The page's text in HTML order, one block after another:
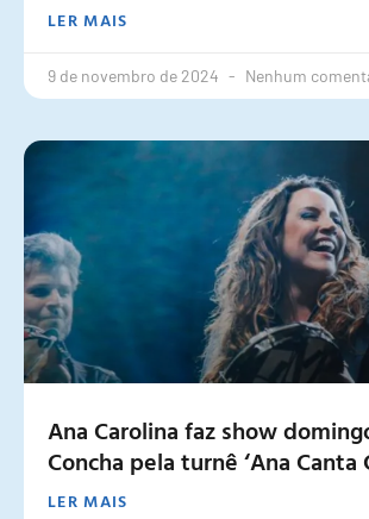
LER MAIS
9 de novembro de 2024 Nenhum
Ana Carolina faz show
Concha pela turnê ‘Ana Canta
LER MAIS